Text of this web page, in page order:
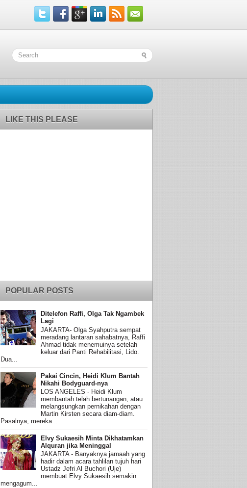
LIKE THIS PLEASE
POPULAR POSTS
Ditelefon Raffi, Olga Tak Ngambek
Lagi
JAKARTA- Olga Syahputra sempat
meradang lantaran sahabatnya, Raffi
Ahmad tidak menemuinya setelah
keluar dari Panti Rehabilitasi, Lido.
Dua...
Pakai Cincin, Heidi Klum Bantah
Nikahi Bodyguard-nya
LOS ANGELES - Heidi Klum
membantah telah bertunangan, atau
melangsungkan pernikahan dengan
Martin Kirsten secara diam-diam.
Pasalnya, mereka...
Elvy Sukaesih Minta Dikhatamkan
Alquran jika Meninggal
JAKARTA - Banyaknya jamaah yang
hadir dalam acara tahlilan tujuh hari
Ustadz Jefri Al Buchori (Uje)
membuat Elvy Sukaesih semakin
mengagum...